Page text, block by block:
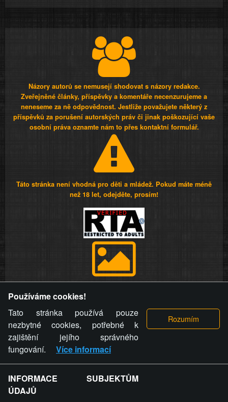
Názory autorů se nemusejí shodovat s názory redakce.
Zveřejněné články, příspěvky a komentáře necenzurujeme a
neneseme za ně odpovědnost. Jestliže považujete některý z
příspěvků za porušení autorských práv či jinak poškozující vaše
osobní práva oznamte nám to přes kontaktní formulář.
Táto stránka není vhodná pro děti a mládež. Pokud máte méně
než 18 let, odejděte, prosím!
videa a komentáře. Osoba, které se toto opatření provozovatele
stránky týče, ani osoba, která umístila fotografii nebo video na
stránku, nemůže z důvodu odstranění fotografie, videa nebo
komentáře pro výše uvedenou okolnost uplatnit vůči
provozovateli stránky žádný nárok na náhradu škody nebo
nemajetkové újmy.
ZVRÁCENÝ.CZ - Svět není zvrácenej. To jen
Používáme cookies!
Tato stránka používá pouze
nezbytné cookies, potřebné k
zajištění jejího správného
fungování.
Více informací
INFORMACE SUBJEKTŮM
ÚDAJŮ